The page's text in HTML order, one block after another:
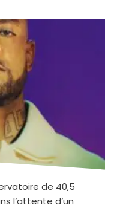
de 40,5
l’attente d’un